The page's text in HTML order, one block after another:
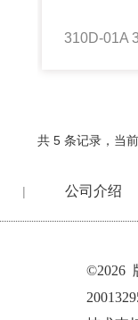
共 5 条记录，当
| 公司介绍
©2026